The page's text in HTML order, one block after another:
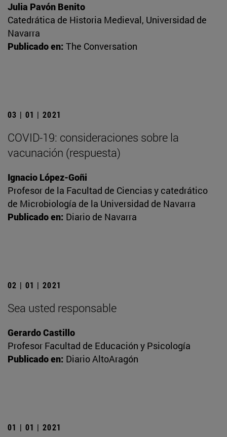
Julia Pavón Benito
Catedrática de Historia Medieval, Universidad de
Navarra
Publicado en: The Conversation
03 | 01 | 2021
COVID-19: consideraciones sobre la
vacunación (respuesta)
Ignacio López-Goñi
Profesor de la Facultad de Ciencias y catedrático
de Microbiología de la Universidad de Navarra
Publicado en: Diario de Navarra
02 | 01 | 2021
Sea usted responsable
Gerardo Castillo
Profesor Facultad de Educación y Psicología
Publicado en: Diario AltoAragón
01 | 01 | 2021